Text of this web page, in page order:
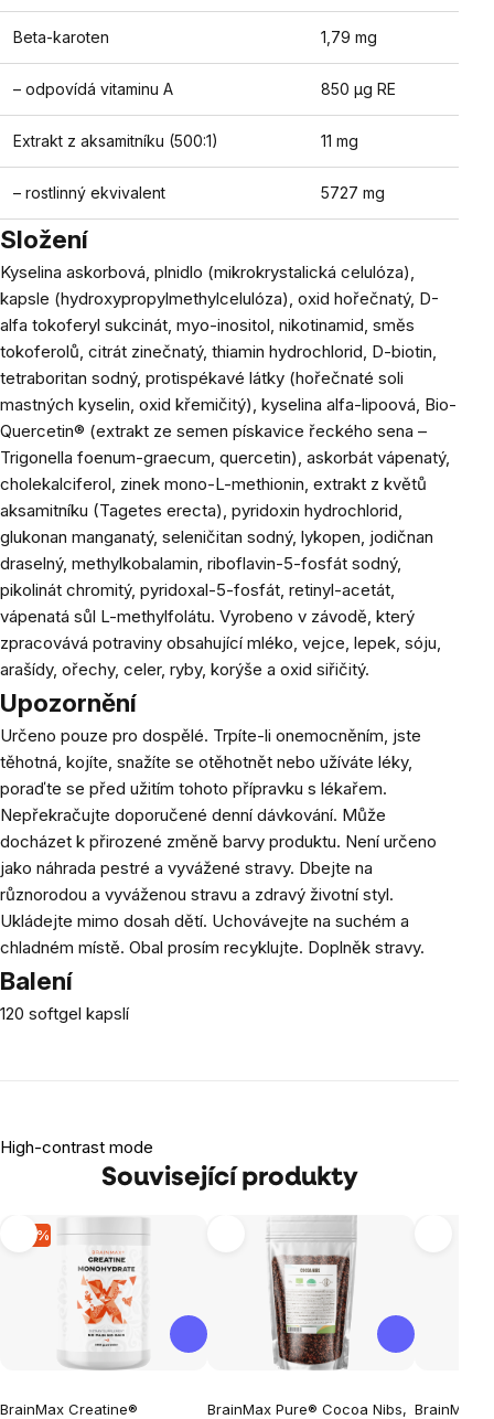
Beta-karoten 1,79 mg
– odpovídá vitaminu A 850 µg RE
Extrakt z aksamitníku (500:1) 11 mg
– rostlinný ekvivalent 5727 mg
Složení
Kyselina askorbová, plnidlo (mikrokrystalická celulóza),
kapsle (hydroxypropylmethylcelulóza), oxid hořečnatý, D-
alfa tokoferyl sukcinát, myo-inositol, nikotinamid, směs
tokoferolů, citrát zinečnatý, thiamin hydrochlorid, D-biotin,
tetraboritan sodný, protispékavé látky (hořečnaté soli
mastných kyselin, oxid křemičitý), kyselina alfa-lipoová, Bio-
Quercetin® (extrakt ze semen pískavice řeckého sena –
Trigonella foenum-graecum, quercetin), askorbát vápenatý,
cholekalciferol, zinek mono-L-methionin, extrakt z květů
aksamitníku (Tagetes erecta), pyridoxin hydrochlorid,
glukonan manganatý, seleničitan sodný, lykopen, jodičnan
draselný, methylkobalamin, riboflavin-5-fosfát sodný,
pikolinát chromitý, pyridoxal-5-fosfát, retinyl-acetát,
vápenatá sůl L-methylfolátu. Vyrobeno v závodě, který
zpracovává potraviny obsahující mléko, vejce, lepek, sóju,
arašídy, ořechy, celer, ryby, korýše a oxid siřičitý.
Upozornění
Určeno pouze pro dospělé. Trpíte-li onemocněním, jste
těhotná, kojíte, snažíte se otěhotnět nebo užíváte léky,
poraďte se před užitím tohoto přípravku s lékařem.
Nepřekračujte doporučené denní dávkování. Může
docházet k přirozené změně barvy produktu. Není určeno
jako náhrada pestré a vyvážené stravy. Dbejte na
různorodou a vyváženou stravu a zdravý životní styl.
Ukládejte mimo dosah dětí. Uchovávejte na suchém a
chladném místě. Obal prosím recyklujte. Doplněk stravy.
Balení
120 softgel kapslí
High-contrast mode
Související produkty
-10 %
BrainMax Creatine®
BrainMax Pure® Cocoa Nibs, BrainMax